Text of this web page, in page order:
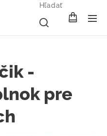
Hľadať
-
pre